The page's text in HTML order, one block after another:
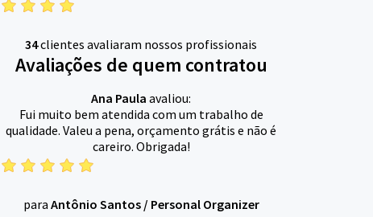
34clientes avaliaram nossos profissionais
Avaliações de quem contratou
Ana Paula avaliou:
Fui muito bem atendida com um trabalho de
qualidade. Valeu a pena, orçamento grátis e não é
careiro. Obrigada!
para Antônio Santos/ Personal Organizer